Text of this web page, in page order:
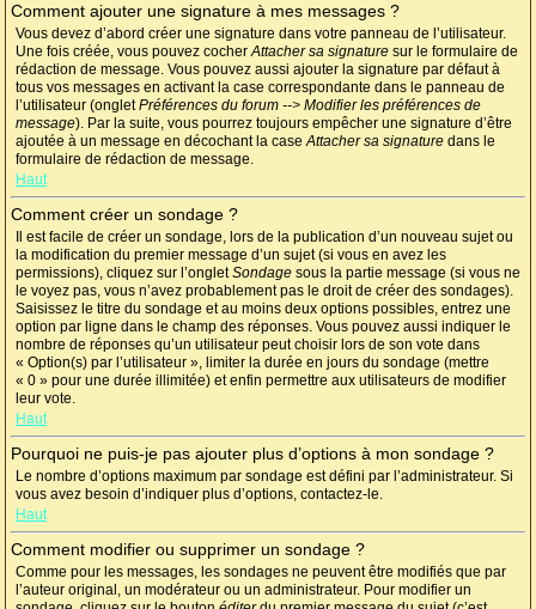
Comment ajouter une signature à mes messages ?
Vous devez d’abord créer une signature dans votre panneau de l’utilisateur.
Une fois créée, vous pouvez cocherAttacher sa signature sur le formulaire de
rédaction de message. Vous pouvez aussi ajouter la signature par défaut à
tous vos messages en activant la case correspondante dans le panneau de
l’utilisateur (ongletPréférences du forum --> Modifier les préférences de
message). Par la suite, vous pourrez toujours empêcher une signature d’être
ajoutée à un message en décochant la caseAttacher sa signature dans le
formulaire de rédaction de message.
Haut
Comment créer un sondage ?
Il est facile de créer un sondage, lors de la publication d’un nouveau sujet ou
la modification du premier message d’un sujet (si vous en avez les
permissions), cliquez sur l’ongletSondage sous la partie message (si vous ne
le voyez pas, vous n’avez probablement pas le droit de créer des sondages).
Saisissez le titre du sondage et au moins deux options possibles, entrez une
option par ligne dans le champ des réponses. Vous pouvez aussi indiquer le
nombre de réponses qu’un utilisateur peut choisir lors de son vote dans
« Option(s) par l’utilisateur », limiter la durée en jours du sondage (mettre
« 0 » pour une durée illimitée) et enfin permettre aux utilisateurs de modifier
leur vote.
Haut
Pourquoi ne puis-je pas ajouter plus d’options à mon sondage ?
Le nombre d’options maximum par sondage est défini par l’administrateur. Si
vous avez besoin d’indiquer plus d’options, contactez-le.
Haut
Comment modifier ou supprimer un sondage ?
Comme pour les messages, les sondages ne peuvent être modifiés que par
l’auteur original, un modérateur ou un administrateur. Pour modifier un